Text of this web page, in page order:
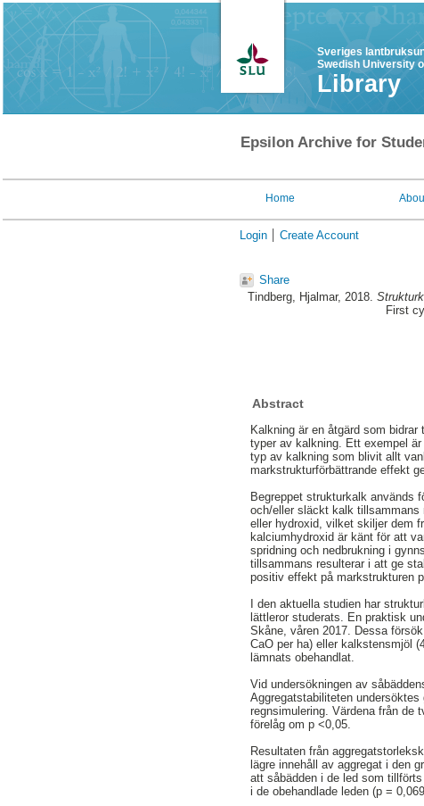
Sveriges
Swedish University
Library
Epsilon Archive for
Home
Login Create Account
Share
Tindberg, Hjalmar, 2018.
First
Abstract
Kalkning är en åtgärd som
typer av kalkning. Ett exempel
typ av kalkning som blivit allt
markstrukturförbättrande effekt
Begreppet strukturkalk används
och/eller släckt kalk tillsammans
eller hydroxid, vilket skiljer dem
kalciumhydroxid är känt för att
spridning och nedbrukning i
tillsammans resulterar i att ge
positiv effekt på markstrukturen
I den aktuella studien har
lättleror studerats. En praktisk
Skåne, våren 2017. Dessa
CaO per ha) eller kalkstensmjöl
lämnats obehandlat.
Vid undersökningen av
Aggregatstabiliteten
regnsimulering. Värdena från de
förelåg om p <0,05.
Resultaten från
lägre innehåll av aggregat i den
att såbädden i de led som
i de obehandlade leden (p =